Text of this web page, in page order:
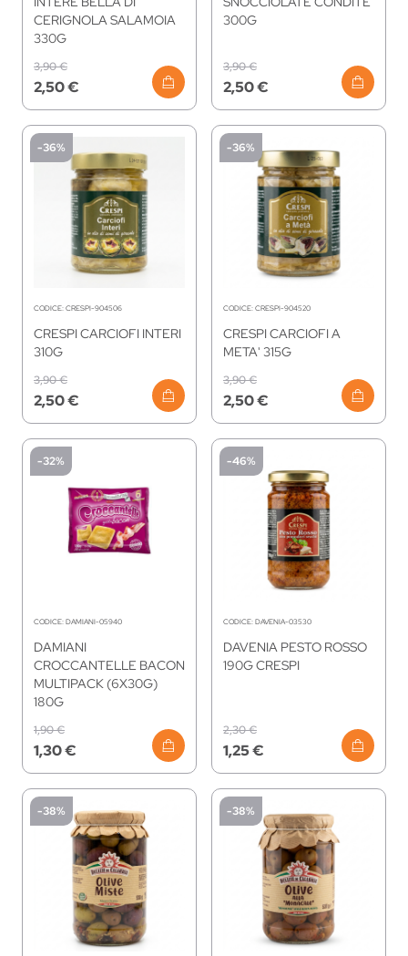
CERIGNOLA SALAMOIA
330G
2,50 €
3,90 €
300G
2,50 €
3,90 €
-36%
CODICE: CRESPI-904506
CRESPI CARCIOFI INTERI
310G
2,50 €
3,90 €
-36%
CODICE: CRESPI-904520
CRESPI CARCIOFI A
META' 315G
2,50 €
3,90 €
-32%
CODICE: DAMIANI-05940
DAMIANI
CROCCANTELLE BACON
MULTIPACK (6X30G)
180G
1,30 €
1,90 €
-46%
CODICE: DAVENIA-03530
DAVENIA PESTO ROSSO
190G CRESPI
1,25 €
2,30 €
-38% -38%